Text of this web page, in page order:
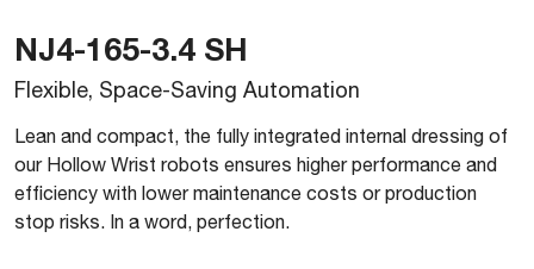
NJ4-165-3.4 SH
Flexible, Space-Saving Automation
Lean and compact, the fully integrated internal dressing of
our Hollow Wrist robots ensures higher performance and
efficiency with lower maintenance costs or production
stop risks. In a word, perfection.